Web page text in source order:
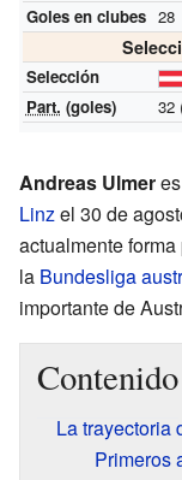
Goles en clubes 28
Selección
Part. (goles) 32
Andreas Ulmer
Linzel 30 de
actualmente
la Bundesliga
importante de
Contenido
La trayectoria
Primeros